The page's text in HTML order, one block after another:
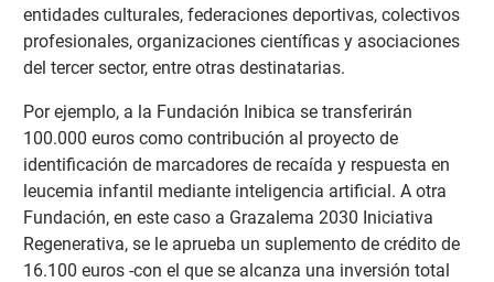
entidades culturales, federaciones deportivas, colectivos
profesionales, organizaciones científicas y asociaciones
del tercer sector, entre otras destinatarias.
Por ejemplo, a la Fundación Inibica se transferirán
100.000 euros como contribución al proyecto de
identificación de marcadores de recaída y respuesta en
leucemia infantil mediante inteligencia artificial. A otra
Fundación, en este caso a Grazalema 2030 Iniciativa
Regenerativa, se le aprueba un suplemento de crédito de
16.100 euros -con el que se alcanza una inversión total